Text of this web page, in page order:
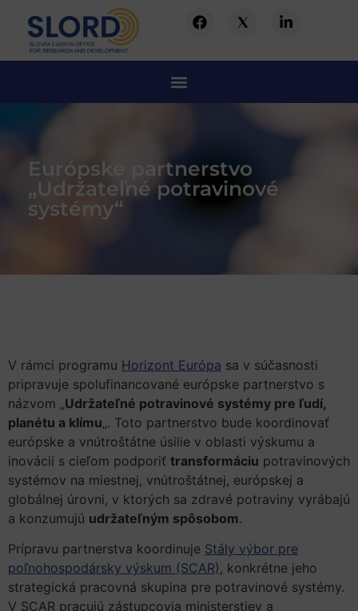
Európske partnerstvo
„Udržateľné potravinové
systémy“
V rámci programu Horizont Európa sa v súčasnosti
pripravuje spolufinancované európske partnerstvo s
názvom „Udržateľné potravinové systémy pre ľudí,
planétu a klímu„. Toto partnerstvo bude koordinovať
európske a vnútroštátne úsilie v oblasti výskumu a
inovácií s cieľom podporiť transformáciu potravinových
systémov na miestnej, vnútroštátnej, európskej a
globálnej úrovni, v ktorých sa zdravé potraviny vyrábajú
a konzumujú udržateľným spôsobom.
Prípravu partnerstva koordinuje Stály výbor pre
poľnohospodársky výskum (SCAR) , konkrétne jeho
strategická pracovná skupina pre potravinové systémy.
V SCAR pracujú zástupcovia ministerstiev a